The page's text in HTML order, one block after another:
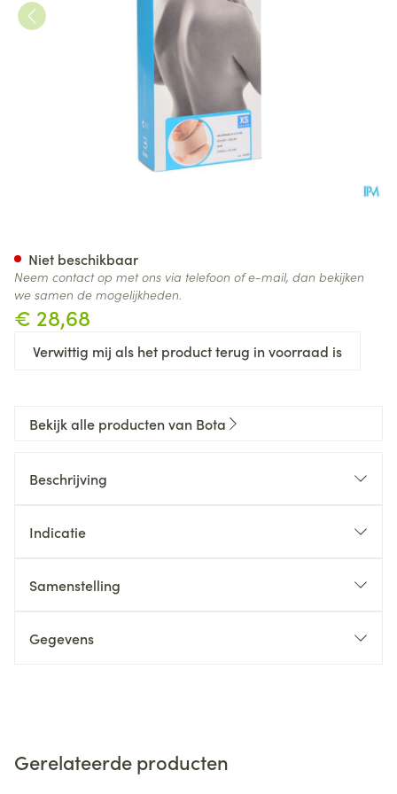
€ 28,68
Verwittig mij als het product terug in voorraad is
Niet beschikbaar
Neem contact op met ons via telefoon of e-mail, dan bekijken
we samen de mogelijkheden.
Bekijk alle producten van Bota
Beschrijving
Indicatie
Samenstelling
Gegevens
Gerelateerde producten